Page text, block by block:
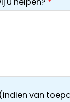
u helpen?
van